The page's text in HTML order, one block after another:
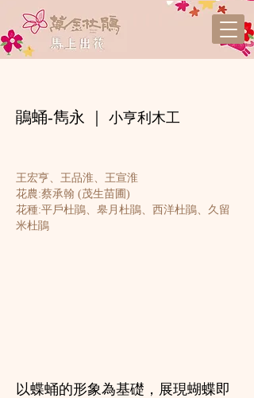
鵑蛹-雋永 ｜ 小亨利 木工
王宏亨、王品淮、王宣淮
花農:​蔡承翰 (茂生苗圃)
花種:平戶杜鵑、皋月杜鵑、西洋杜鵑、久留
米杜鵑
以蝶蛹的形象為基礎，展現蝴蝶即